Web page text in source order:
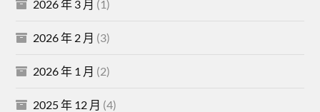
2026 年 3 月 (1)
2026 年 2 月 (3)
2026 年 1 月 (2)
2025 年 12 月 (4)